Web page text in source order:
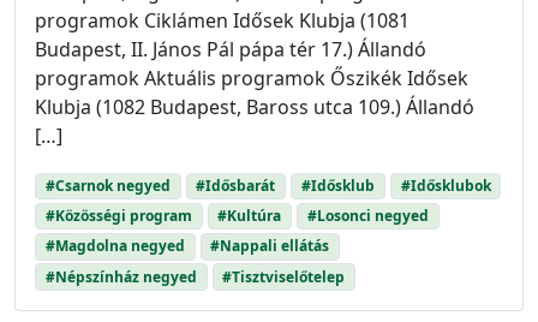
programok Ciklámen Idősek Klubja (1081
Budapest, II. János Pál pápa tér 17.) Állandó
programok Aktuális programok Őszikék Idősek
Klubja (1082 Budapest, Baross utca 109.) Állandó
[…]
#Csarnok negyed #Idősbarát #Idősklub
#Idősklubok
#Közösségi program
#Kultúra
#Losonci negyed
#Magdolna negyed
#Nappali ellátás
#Népszínház negyed
#Tisztviselőtelep